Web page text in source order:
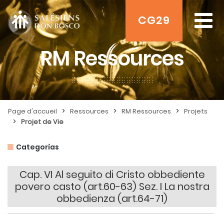
CG29
RM Ressources
Page d'accueil > Ressources > RM Ressources > Projets
> Projet de Vie
Categorías
Cap. VI Al seguito di Cristo obbediente
povero casto (art.60-63) Sez. I La nostra
obbedienza (art.64-71)